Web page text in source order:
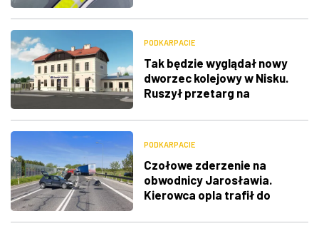
PODKARPACIE
Tak będzie wyglądał nowy
dworzec kolejowy w Nisku.
Ruszył przetarg na
PODKARPACIE
Czołowe zderzenie na
obwodnicy Jarosławia.
Kierowca opla trafił do